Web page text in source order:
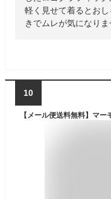
軽く見せて着るとお
きでムレが気になりま
10